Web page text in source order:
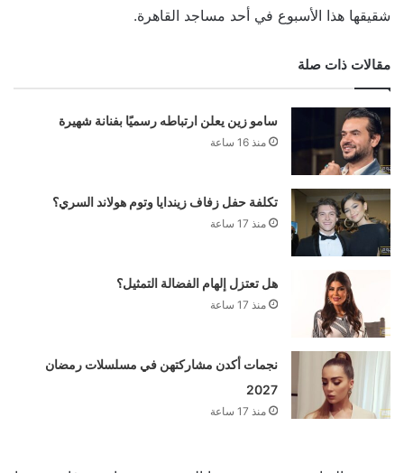
شقيقها هذا الأسبوع في أحد مساجد القاهرة.
مقالات ذات صلة
سامو زين يعلن ارتباطه رسميًا بفنانة شهيرة
منذ 16 ساعة
تكلفة حفل زفاف زيندايا وتوم هولاند السري؟
منذ 17 ساعة
هل تعتزل إلهام الفضالة التمثيل؟
منذ 17 ساعة
نجمات أكدن مشاركتهن في مسلسلات رمضان
2027
منذ 17 ساعة